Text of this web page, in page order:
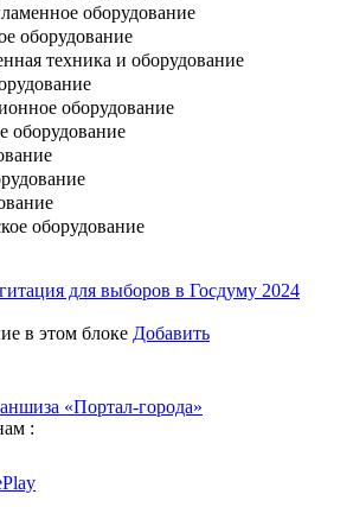
оборудование
оборудование
техника и оборудование
оборудование
оборудование
оборудование
для выборов в Госдуму 2024
в этом блоке Добавить
«Портал-города»
: